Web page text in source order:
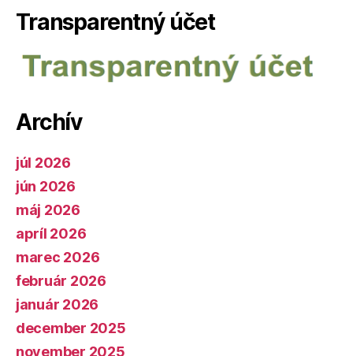
Transparentný účet
Archív
júl 2026
jún 2026
máj 2026
apríl 2026
marec 2026
február 2026
január 2026
december 2025
november 2025